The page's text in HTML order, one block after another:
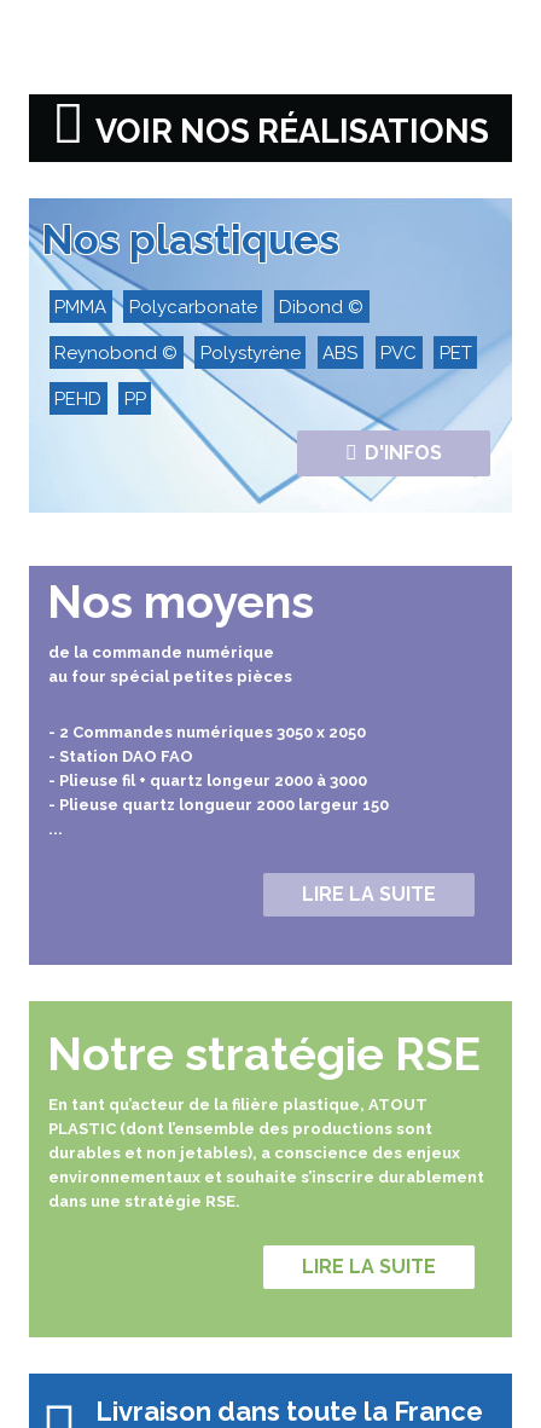
VOIR NOS RÉALISATIONS
Nos plastiques
PMMA Polycarbonate Dibond ©
Reynobond © Polystyrène ABS PVC PET
PEHD PP
D'INFOS
Nos moyens
de la commande numérique
au four spécial petites pièces
- 2 Commandes numériques 3050 x 2050
- Station DAO FAO
- Plieuse fil + quartz longeur 2000 à 3000
- Plieuse quartz longueur 2000 largeur 150
...
LIRE LA SUITE
Notre stratégie RSE
En tant qu’acteur de la filière plastique, ATOUT
PLASTIC (dont l’ensemble des productions sont
durables et non jetables), a conscience des enjeux
environnementaux et souhaite s’inscrire durablement
dans une stratégie RSE.
LIRE LA SUITE
Livraison dans toute la France